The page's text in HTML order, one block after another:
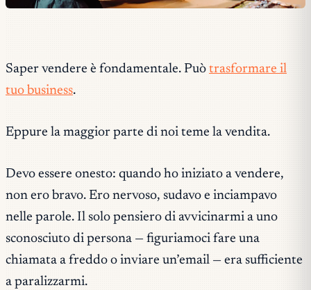
Saper vendere è fondamentale. Può trasformare il
tuo business.
Eppure la maggior parte di noi teme la vendita.
Devo essere onesto: quando ho iniziato a vendere,
non ero bravo. Ero nervoso, sudavo e inciampavo
nelle parole. Il solo pensiero di avvicinarmi a uno
sconosciuto di persona — figuriamoci fare una
chiamata a freddo o inviare un’email — era sufficiente
a paralizzarmi.